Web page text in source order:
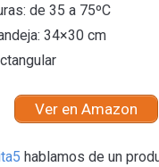
de 35 a 75ºC
34×30 cm
Ver en Amazon
hablamos de un